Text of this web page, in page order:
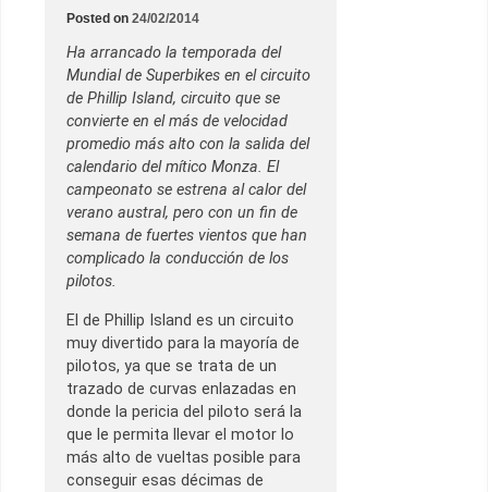
Posted on 24/02/2014
Ha arrancado la temporada del
Mundial de Superbikes en el circuito
de Phillip Island, circuito que se
convierte en el más de velocidad
promedio más alto con la salida del
calendario del mítico Monza. El
campeonato se estrena al calor del
verano austral, pero con un fin de
semana de fuertes vientos que han
complicado la conducción de los
pilotos.
El de Phillip Island es un circuito
muy divertido para la mayoría de
pilotos, ya que se trata de un
trazado de curvas enlazadas en
donde la pericia del piloto será la
que le permita llevar el motor lo
más alto de vueltas posible para
conseguir esas décimas de